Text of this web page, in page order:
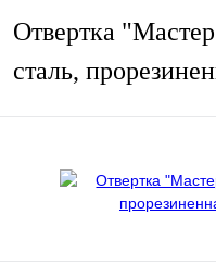
Отвертка
сталь,